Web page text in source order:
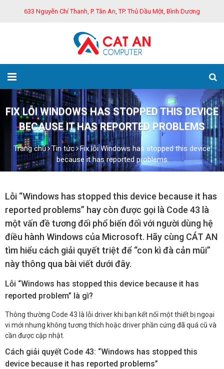
633 Nguyễn Chí Thanh, P. Tân An, TP. Thủ Dầu Một, Bình Dương
FIX LỖI WINDOWS HAS STOPPED THIS DEVICE
BECAUSE IT HAS REPORTED PROBLEMS
Trang chủ Tin tức
Fix lỗi Windows has stopped this device
because it has reported problems
Lỗi “Windows has stopped this device because it has
reported problems” hay còn được gọi là Code 43 là
một vấn đề tương đối phổ biến đối với người dùng hệ
điều hành Windows của Microsoft. Hãy cùng CÁT AN
tìm hiểu cách giải quyết triệt để “con kì đà cản mũi”
này thông qua bài viết dưới đây.
Lỗi “Windows has stopped this device because it has
reported problem” là gì?
Thông thường Code 43 là lỗi driver khi bạn kết nối một thiết bị ngoại
vi mới nhưng không tương thích hoặc driver phần cứng đã quá cũ và
cần được cập nhật.
Cách giải quyết Code 43: “Windows has stopped this
device because it has reported problems”